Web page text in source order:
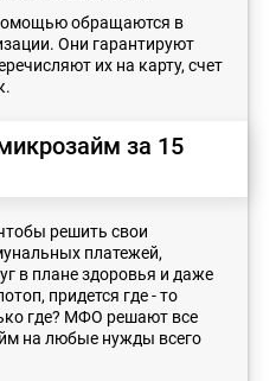
обращаются в
Они гарантируют
их на карту, счет
за 15
решить свои
платежей,
в плане здоровья и даже
придется где - то
где? МФО решают все
на любые нужды всего